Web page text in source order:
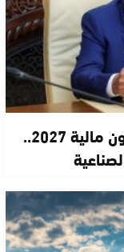
أخنوش يكشف مرتكزات مشروع قانون مالية 2027..